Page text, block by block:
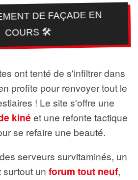
DE FAÇADE EN
COURS 🛠️
ont tenté de s'infiltrer dans
profite pour renvoyer tout le
! Le site s'offre une
kiné et une refonte tactique
se refaire une beauté.
serveurs survitaminés, un
surtout un forum tout neuf,